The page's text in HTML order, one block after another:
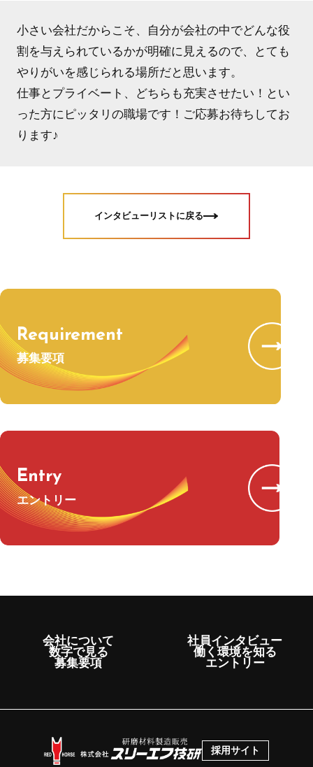
小さい会社だからこそ、自分が会社の中でどんな役
割を与えられているかが明確に見えるので、とても
やりがいを感じられる場所だと思います。
仕事とプライベート、どちらも充実させたい！とい
った方にピッタリの職場です！ご応募お待ちしてお
ります♪
インタビューリストに戻る
Requirement
募集要項
Entry
エントリー
会社について
社員インタビュー
数字で見る
働く環境を知る
募集要項
エントリー
採用サイト